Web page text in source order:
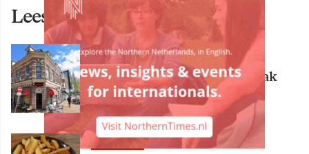
Lees ook deze artikelen
ECONOMIE
Bekende Groningse dönerzaak
Hasret failliet
ECONOMIE